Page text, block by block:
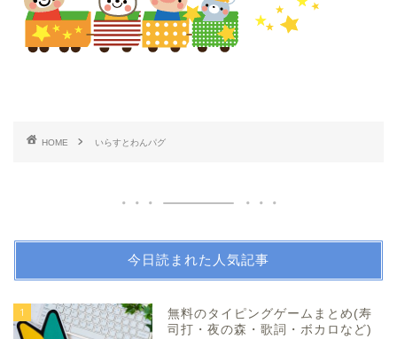
HOME いらすとわんパグ
今日読まれた人気記事
1
無料のタイピングゲームまとめ(寿
司打・夜の森・歌詞・ボカロなど)